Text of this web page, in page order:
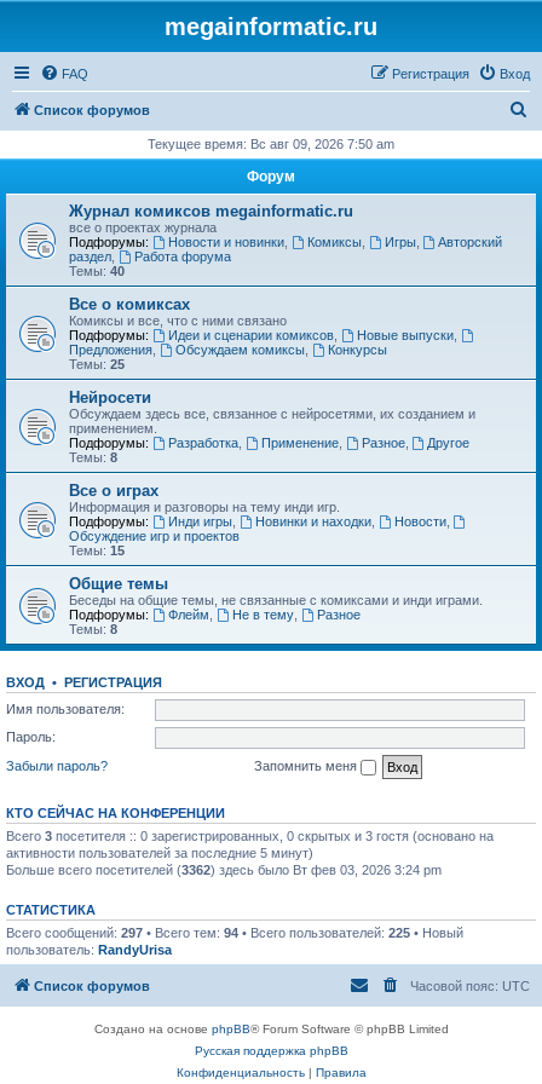
megainformatic.ru
FAQ Вход
Регистрация
Список форумов
с
Текущее время: Вс авг 09, 2026 7:50 am
Форум
Журнал комиксов megainformatic.ru
все о проектах журнала
Подфорумы:
Новости и новинки, Комиксы, Игры,
Авторский
раздел
Работа форума
Темы: 40
Все о комиксах
Комиксы и все, что с ними связано
Подфорумы:
Идеи и сценарии комиксов, Новые выпуски,
Предложения
Обсуждаем комиксы,
Конкурсы
Темы: 25
Нейросети
Обсуждаем здесь все, связанное с нейросетями, их созданием и
применением.
Подфорумы:
Разработка, Применение, Разное,
Другое
Темы: 8
Все о играх
Информация и разговоры на тему инди игр.
Подфорумы:
Инди игры, Новинки и находки, Новости,
Обсуждение игр и проектов
Темы: 15
Общие темы
Беседы на общие темы, не связанные с комиксами и инди играми.
Подфорумы:
Флейм Не в тему,
Разное
Темы: 8
ВХОД • РЕГИСТРАЦИЯ
Имя пользователя:
Пароль:
Забыли пароль?
Запомнить меня
КТО СЕЙЧАС НА КОНФЕРЕНЦИИ
Всего 3 посетителя :: 0 зарегистрированных, 0 скрытых и 3 гостя (основано на
активности пользователей за последние 5 минут)
Больше всего посетителей (3362) здесь было Вт фев 03, 2026 3:24 pm
СТАТИСТИКА
Всего сообщений: 297 • Всего тем: 94 • Всего пользователей: 225 • Новый
пользователь: RandyUrisa
Список форумов Часовой пояс: UTC
Создано на основе phpBB® Forum Software © phpBB Limited
Русская поддержка phpBB
Конфиденциальность| Правила